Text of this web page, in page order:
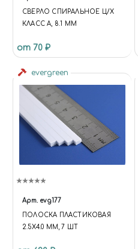
СВЕРЛО СПИРАЛЬНОЕ Ц/Х
КЛАСС А, 8.1 ММ
от 70 ₽
evergreen
Арт. evg177
ПОЛОСКА ПЛАСТИКОВАЯ
2.5Х4.0 ММ, 7 ШТ